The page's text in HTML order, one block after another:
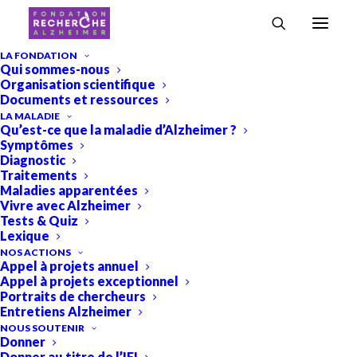
LA FONDATION
Qui sommes-nous
Organisation scientifique
Documents et ressources
LA MALADIE
Qu’est-ce que la maladie d’Alzheimer ?
Symptômes
Diagnostic
Traitements
Maladies apparentées
Vivre avec Alzheimer
Tests & Quiz
Lexique
NOS ACTIONS
Appel à projets annuel
Appel à projets exceptionnel
Portraits de chercheurs
Entretiens Alzheimer
NOUS SOUTENIR
Donner
Accueil›Imprint
Imprint
Imprint
Cette imprint a été mise à jour pour la dernière fois le 6 juillet 2026.
Le propriétaire de ce site web est :
FONDATION RECHERCHE ALZHEIMER Fondation
Hôpital Universitaire Pitié Salpêtrière
83 Bd de l’Hôpital
75013 Paris
France
E-mail : contact@alzheimer-recherche.org
Numéro de téléphone : 01 86 04 40 30